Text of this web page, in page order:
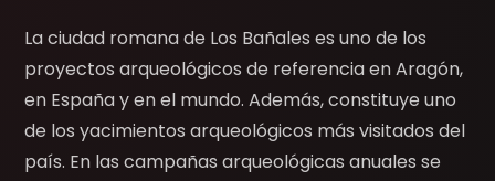
La ciudad romana de Los Bañales es uno de los
proyectos arqueológicos de referencia en Aragón,
en España y en el mundo. Además, constituye uno
de los yacimientos arqueológicos más visitados del
país. En las campañas arqueológicas anuales se